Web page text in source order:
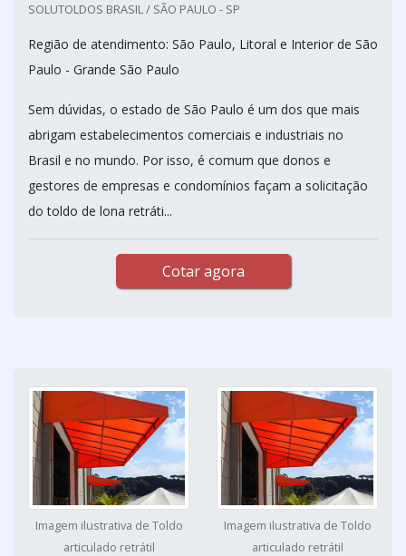
SOLUTOLDOS BRASIL / SÃO PAULO - SP
Região de atendimento: São Paulo, Litoral e Interior de São
Paulo - Grande São Paulo
Sem dúvidas, o estado de São Paulo é um dos que mais
abrigam estabelecimentos comerciais e industriais no
Brasil e no mundo. Por isso, é comum que donos e
gestores de empresas e condomínios façam a solicitação
do toldo de lona retráti...
Cotar agora
Imagem ilustrativa de Toldo
articulado retrátil
Imagem ilustrativa de Toldo
articulado retrátil